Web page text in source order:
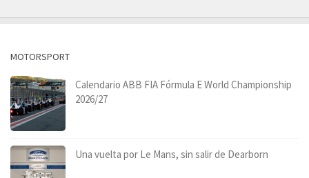
MOTORSPORT
Calendario ABB FIA Fórmula E World Championship
2026/27
Una vuelta por Le Mans, sin salir de Dearborn